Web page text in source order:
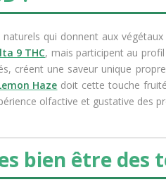
qui donnent aux
9 THC, mais participent au
créent une saveur unique
Haze doit cette touche
olfactive et gustative des
bien être des